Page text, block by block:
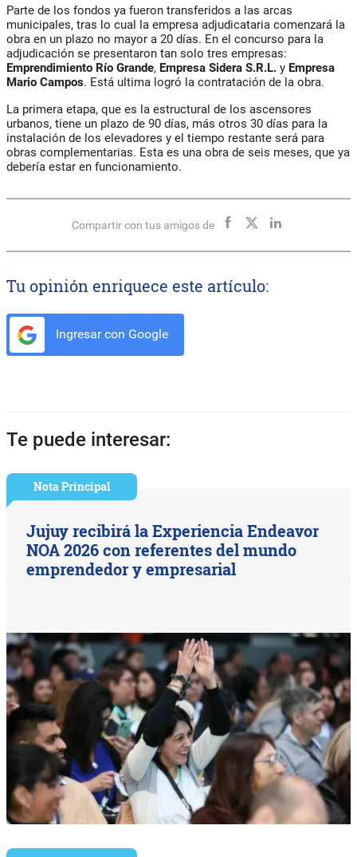
Parte de los fondos ya fueron transferidos a las arcas
municipales, tras lo cual la empresa adjudicataria comenzará la
obra en un plazo no mayor a 20 días. En el concurso para la
adjudicación se presentaron tan solo tres empresas:
Emprendimiento Río Grande, Empresa Sidera S.R.L. y Empresa
Mario Campos. Está ultima logró la contratación de la obra.
La primera etapa, que es la estructural de los ascensores
urbanos, tiene un plazo de 90 días, más otros 30 días para la
instalación de los elevadores y el tiempo restante será para
obras complementarias. Esta es una obra de seis meses, que ya
debería estar en funcionamiento.
Compartir con tus amigos de
Tu opinión enriquece este artículo:
Ingresar con Google
Te puede interesar:
Nota Principal
Jujuy recibirá la Experiencia Endeavor
NOA 2026 con referentes del mundo
emprendedor y empresarial